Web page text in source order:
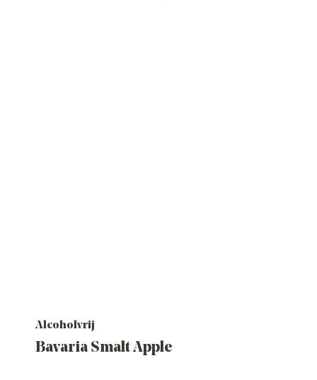
Alcoholvrij
Bavaria Smalt Apple